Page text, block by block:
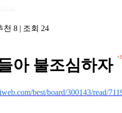
천 8 | 조회 24
아 불조심하자
best/board/300143/read/